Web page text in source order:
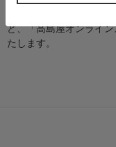
ど、「高島屋オンライ
たします。